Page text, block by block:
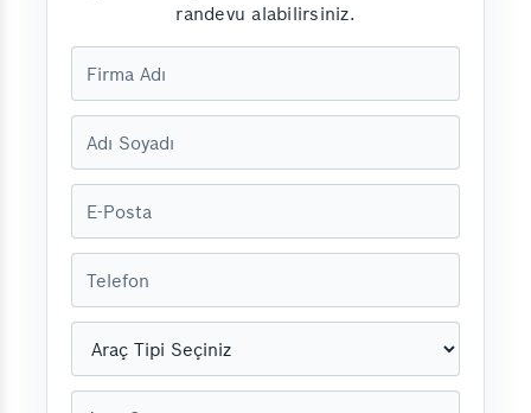
randevu alabilirsiniz.